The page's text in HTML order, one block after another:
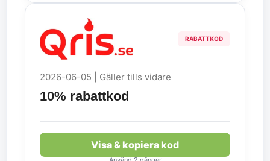
RABATTKOD
2026-06-05 | Gäller tills vidare
10% rabattkod
Visa & kopiera kod